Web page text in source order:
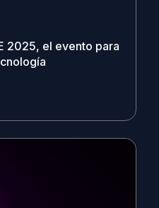
2025, el evento para